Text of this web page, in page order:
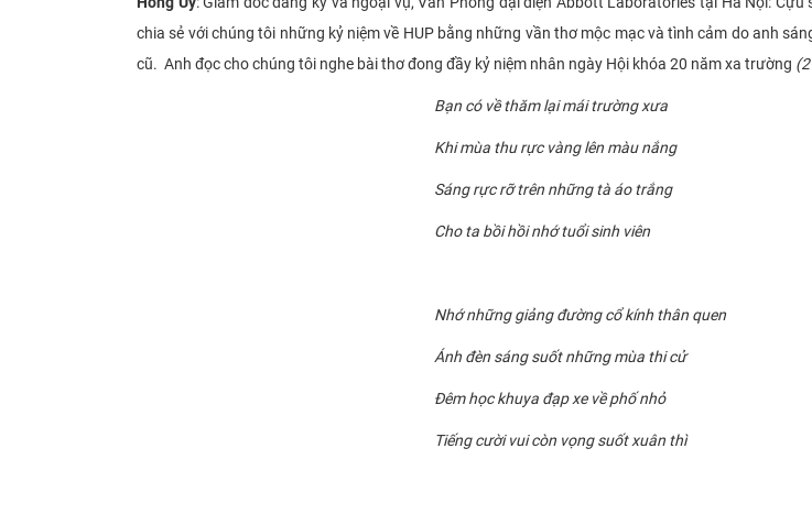
chia sẻ với chúng tôi những kỷ niệm về HUP bằng những vần thơ mộc mạc và tình cảm do anh
cũ. Anh đọc cho chúng tôi nghe bài thơ đong đầy kỷ niệm nhân ngày Hội khóa 20 năm xa trường
Bạn có về thăm lại mái trường xưa
Khi mùa thu rực vàng lên màu nắng
Sáng rực rỡ trên những tà áo trắng
Cho ta bồi hồi nhớ tuổi sinh viên
Nhớ những giảng đường cổ kính thân quen
Ánh đèn sáng suốt những mùa thi cử
Đêm học khuya đạp xe về phố nhỏ
Tiếng cười vui còn vọng suốt xuân thì